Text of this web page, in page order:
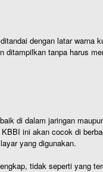
dengan latar warna
tanpa harus
di dalam jaringan
KBBI ini akan cocok di
yang digunakan.
tidak seperti yang